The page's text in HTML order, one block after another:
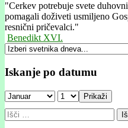
"Cerkev potrebuje svete
pomagali doživeti usmiljeno
resnični pričevalci."
Benedikt XVI.
Iskanje po datumu
Prikaži
Išči: